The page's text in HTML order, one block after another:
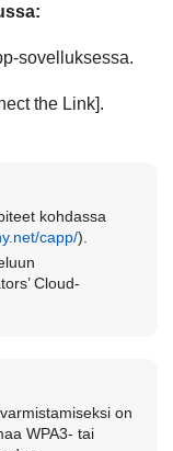
sovelluksessa.
the Link].
kohdassa
capp/).
Cloud-
on
WPA3- tai